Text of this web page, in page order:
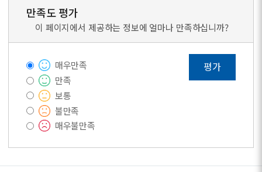
만족도 평가
이 페이지에서 제공하는 정보에 얼마나 만족하십니까?
매우만족
만족
보통
불만족
매우불만족
평가